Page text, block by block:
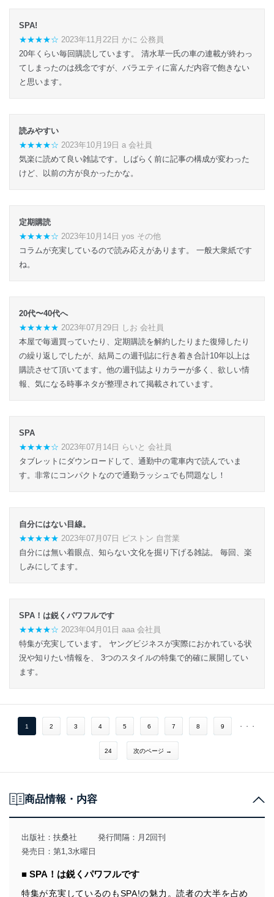
SPA!
★★★★☆ 2023年11月22日 かに 公務員
20年くらい毎回購読しています。 清水草一氏の車の連載が終わっ
てしまったのは残念ですが、バラエティに富んだ内容で飽きない
と思います。
読みやすい
★★★★☆ 2023年10月19日 a 会社員
気楽に読めて良い雑誌です。しばらく前に記事の構成が変わった
けど、以前の方が良かったかな。
定期購読
★★★★☆ 2023年10月14日 yos その他
コラムが充実しているので読み応えがあります。 一般大衆紙です
ね。
20代〜40代へ
★★★★★ 2023年07月29日 しお 会社員
本屋で毎週買っていたり、定期購読を解約したりまた復帰したり
の繰り返しでしたが、結局この週刊誌に行き着き合計10年以上は
購読させて頂いてます。他の週刊誌よりカラーが多く、欲しい情
報、気になる時事ネタが整理されて掲載されています。
SPA
★★★★☆ 2023年07月14日 らいと 会社員
タブレットにダウンロードして、通勤中の電車内で読んでいま
す。非常にコンパクトなので通勤ラッシュでも問題なし！
自分にはない目線。
★★★★★ 2023年07月07日 ピストン 自営業
自分には無い着眼点、知らない文化を掘り下げる雑誌。 毎回、楽
しみにしてます。
SPA！は鋭くパワフルです
★★★★☆ 2023年04月01日 aaa 会社員
特集が充実しています。 ヤングビジネスが実際におかれている状
況や知りたい情報を、 3つのスタイルの特集で的確に展開してい
ます。
1 2 3 4 5 6 7 8 9 ・・・
24 次のページ →
商品情報・内容
出版社： 扶桑社
発行間隔：月2回刊
発売日：第1,3水曜日
■ SPA！は鋭くパワフルです
特集が充実しているのもSPA!の魅力。読者の大半を占め